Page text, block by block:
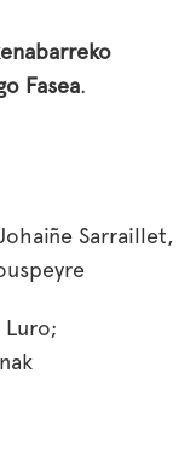
Fasea.
Sarraillet,
Luro;